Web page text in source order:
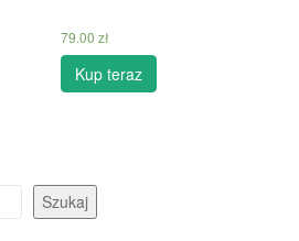
79.00 zł
Kup teraz
Szukaj